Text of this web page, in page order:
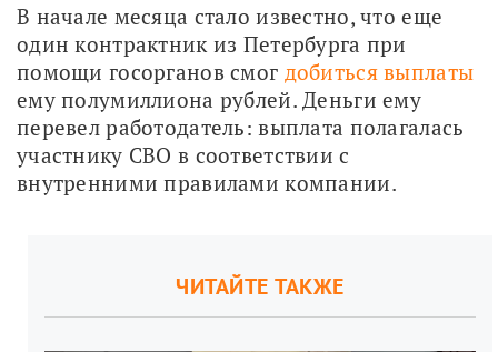
В начале месяца стало известно, что еще
один контрактник из Петербурга при
помощи госорганов смог добиться выплаты
ему полумиллиона рублей. Деньги ему
перевел работодатель: выплата полагалась
участнику СВО в соответствии с
внутренними правилами компании.
ЧИТАЙТЕ ТАКЖЕ